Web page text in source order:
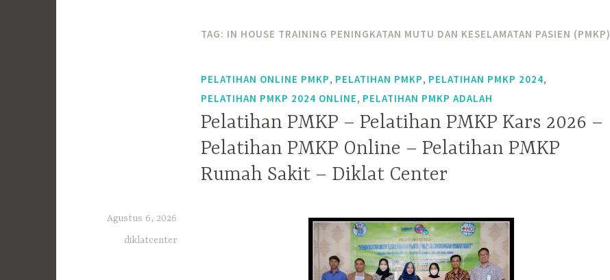
TAG: IN HOUSE TRAINING PENINGKATAN MUTU DAN KESELAMATAN PASIEN (PMKP)
PELATIHAN ONLINE PMKP, PELATIHAN PMKP, PELATIHAN PMKP 2024,
PELATIHAN PMKP 2024 ONLINE, PELATIHAN PMKP ADALAH
Pelatihan PMKP – Pelatihan PMKP Kars 2026 –
Pelatihan PMKP Online – Pelatihan PMKP
Rumah Sakit – Diklat Center
Agustus 6, 2026
diklatcenter